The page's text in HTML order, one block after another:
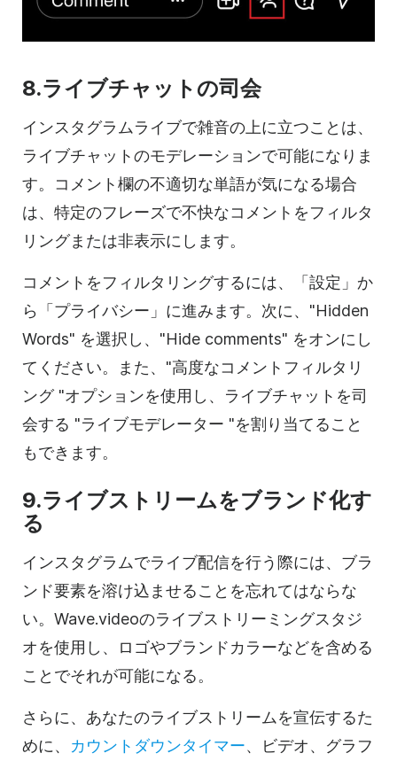
8.ライブチャットの司会
インスタグラムライブで雑音の上に立つことは、
ライブチャットのモデレーションで可能になりま
す。コメント欄の不適切な単語が気になる場合
は、特定のフレーズで不快なコメントをフィルタ
リングまたは非表示にします。
コメントをフィルタリングするには、「設定」か
ら「プライバシー」に進みます。次に、"Hidden
Words" を選択し、"Hide comments" をオンにし
てください。また、"高度なコメントフィルタリ
ング "オプションを使用し、ライブチャットを司
会する "ライブモデレーター "を割り当てること
もできます。
9.ライブストリームをブランド化す
る
インスタグラムでライブ配信を行う際には、ブラ
ンド要素を溶け込ませることを忘れてはならな
い。Wave.videoのライブストリーミングスタジ
オを使用し、ロゴやブランドカラーなどを含める
ことでそれが可能になる。
さらに、あなたのライブストリームを宣伝するた
めに、 カウントダウンタイマー、ビデオ、グラフ